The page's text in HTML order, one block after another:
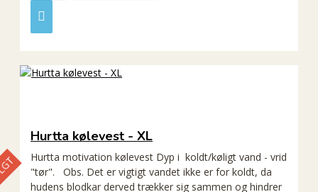
Hurtta kølevest - XL
Hurtta motivation kølevest Dyp i koldt/køligt vand - vrid
"tør". Obs. Det er vigtigt vandet ikke er for koldt, da
hudens blodkar derved trækker sig sammen og hindrer